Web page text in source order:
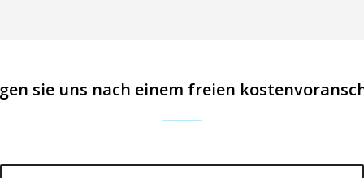
sie uns nach einem freien